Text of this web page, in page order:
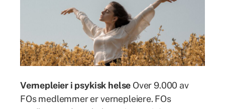
Vernepleier i psykisk helse Over 9.000 av
FOs medlemmer er vernepleiere. FOs